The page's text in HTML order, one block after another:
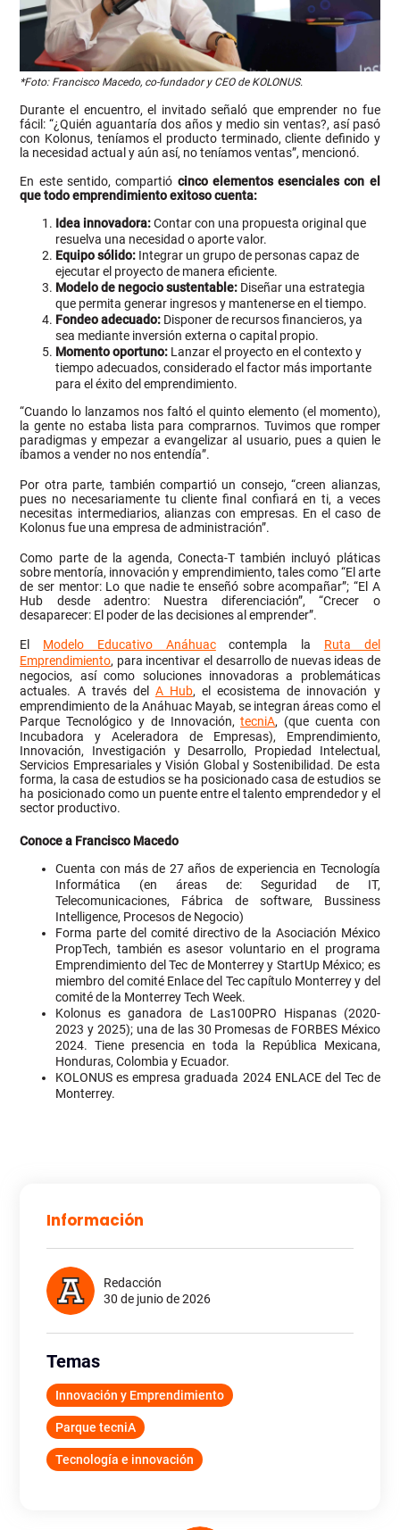
*Foto: Francisco Macedo, co-fundador y CEO de KOLONUS.
Durante el encuentro, el invitado señaló que emprender no fue
fácil: “¿Quién aguantaría dos años y medio sin ventas?, así pasó
con Kolonus, teníamos el producto terminado, cliente definido y
la necesidad actual y aún así, no teníamos ventas”, mencionó.
En este sentido, compartió cinco elementos esenciales con el
que todo emprendimiento exitoso cuenta:
Idea innovadora:Contar con una propuesta original que
resuelva una necesidad o aporte valor.
Equipo sólido: Integrar un grupo de personas capaz de
ejecutar el proyecto de manera eficiente.
Modelo de negocio sustentable: Diseñar una estrategia
que permita generar ingresos y mantenerse en el tiempo.
Fondeo adecuado: Disponer de recursos financieros, ya
sea mediante inversión externa o capital propio.
Momento oportuno: Lanzar el proyecto en el contexto y
tiempo adecuados, considerado el factor más importante
para el éxito del emprendimiento.
“Cuando lo lanzamos nos faltó el quinto elemento (el momento),
la gente no estaba lista para comprarnos. Tuvimos que romper
paradigmas y empezar a evangelizar al usuario, pues a quien le
íbamos a vender no nos entendía”.
Por otra parte, también compartió un consejo, “creen alianzas,
pues no necesariamente tu cliente final confiará en ti, a veces
necesitas intermediarios, alianzas con empresas. En el caso de
Kolonus fue una empresa de administración”.
Como parte de la agenda, Conecta-T también incluyó pláticas
sobre mentoría, innovación y emprendimiento, tales como “El arte
de ser mentor: Lo que nadie te enseñó sobre acompañar”; “El A
Hub desde adentro: Nuestra diferenciación”, “Crecer o
desaparecer: El poder de las decisiones al emprender”.
El Modelo Educativo Anáhuaccontempla la Ruta del
Emprendimiento, para incentivar el desarrollo de nuevas ideas de
negocios, así como soluciones innovadoras a problemáticas
actuales. A través del A Hub, el ecosistema de innovación y
emprendimiento de la Anáhuac Mayab, se integran áreas como el
Parque Tecnológico y de Innovación,tecniA, (que cuenta con
Incubadora y Aceleradora de Empresas), Emprendimiento,
Innovación, Investigación y Desarrollo, Propiedad Intelectual,
Servicios Empresariales y Visión Global y Sostenibilidad. De esta
forma, la casa de estudios se ha posicionado casa de estudios se
ha posicionado como un puente entre el talento emprendedor y el
sector productivo.
Conoce a Francisco Macedo
Cuenta con más de 27 años de experiencia en Tecnología
Informática (en áreas de: Seguridad de IT,
Telecomunicaciones, Fábrica de software, Bussiness
Intelligence, Procesos de Negocio)
Forma parte del comité directivo de la Asociación México
PropTech, también es asesor voluntario en el programa
Emprendimiento del Tec de Monterrey y StartUp México; es
miembro del comité Enlace del Tec capítulo Monterrey y del
comité de la Monterrey Tech Week.
Kolonus es ganadora de Las100PRO Hispanas (2020-
2023 y 2025); una de las 30 Promesas de FORBES México
2024. Tiene presencia en toda la República Mexicana,
Honduras, Colombia y Ecuador.
KOLONUS es empresa graduada 2024 ENLACE del Tec de
Monterrey.
Información
Redacción
30 de junio de 2026
Temas
Innovación y Emprendimiento
Parque tecniA
Tecnología e innovación